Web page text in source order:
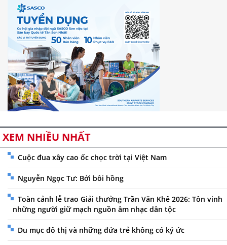
XEM NHIỀU NHẤT
Cuộc đua xây cao ốc chọc trời tại Việt Nam
Nguyễn Ngọc Tư: Bởi bôi hồng
Toàn cảnh lễ trao Giải thưởng Trần Văn Khê 2026: Tôn vinh
những người giữ mạch nguồn âm nhạc dân tộc
Du mục đô thị và những đứa trẻ không có ký ức